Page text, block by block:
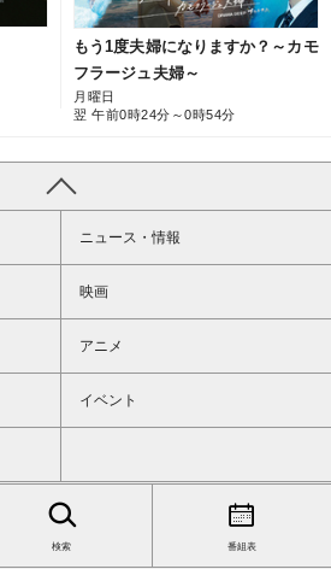
もう1度夫婦になりますか？～カモ
フラージュ夫婦～
月曜日
翌 午前0時24分～0時54分
ニュース・情報
映画
アニメ
イベント
検索 番組表